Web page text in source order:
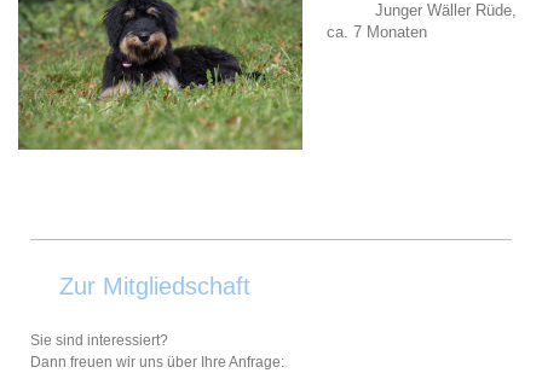
Junger Wäller Rüde,
ca. 7 Monaten
Zur Mitgliedschaft
Sie sind interessiert?
Dann freuen wir uns über Ihre Anfrage: